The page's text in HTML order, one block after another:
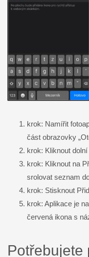
krok: Namířit
část obrazovky
krok: Kliknout
krok: Kliknout na
srolovat seznam
krok: Stisknout
krok: Aplikace je
červená ikona s
Potřebujete